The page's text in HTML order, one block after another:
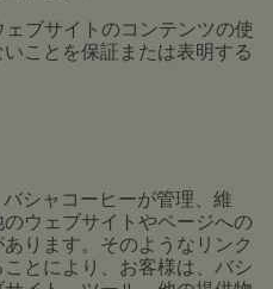
ブサイトのコンテンツの使
ことを保証または表明する
シャコーヒーが管理、維
ウェブサイトやページへの
ります。そのようなリンク
とにより、お客様は、バシ